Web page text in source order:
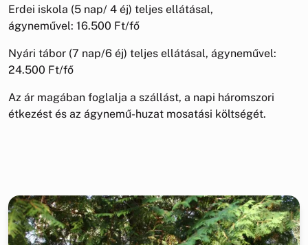
Erdei iskola (5 nap/ 4 éj) teljes ellátásal,
ágyneművel: 16.500 Ft/fő
Nyári tábor (7 nap/6 éj) teljes ellátásal, ágyneművel:
24.500 Ft/fő
Az ár magában foglalja a szállást, a napi háromszori
étkezést és az ágynemű-huzat mosatási költségét.